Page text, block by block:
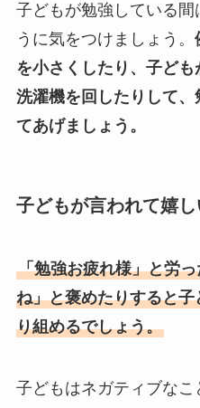
子どもが勉強している間
うに気をつけましょう。
を小さくしたり、子ど
洗濯機を回したりして
てあげましょう。
子どもが言われて嬉
「勉強お疲れ様」と労
ね」と褒めたりすると
り組めるでしょう。
子どもはネガティブな